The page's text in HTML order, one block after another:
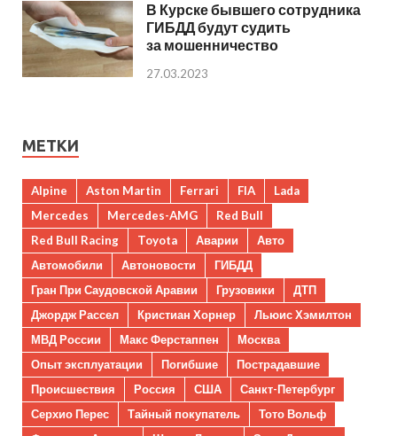
В Курске бывшего сотрудника
ГИБДД будут судить
за мошенничество
27.03.2023
МЕТКИ
Alpine Aston Martin Ferrari FIA
Lada
Mercedes
Mercedes-AMG
Red Bull
Red Bull Racing
Toyota Аварии
Авто
Автомобили
Автоновости
ГИБДД
Гран При Саудовской Аравии
Грузовики
ДТП
Джордж Рассел
Кристиан Хорнер
Льюис Хэмилтон
МВД России
Макс Ферстаппен
Москва
Опыт эксплуатации
Погибшие
Пострадавшие
Происшествия
Россия США
Санкт-Петербург
Серхио Перес
Тайный покупатель
Тото Вольф